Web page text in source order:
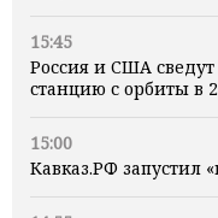
15:45
Россия и США
станцию с орбиты в
15:00
Кавказ.РФ запустил